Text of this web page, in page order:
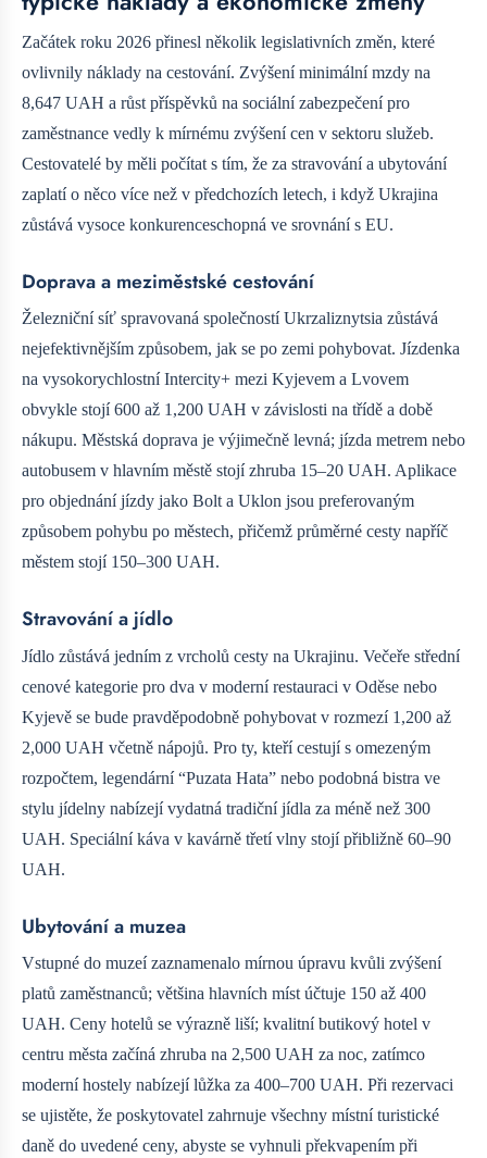
Začátek roku 2026 přinesl několik legislativních změn, které
ovlivnily náklady na cestování. Zvýšení minimální mzdy na
8,647 UAH a růst příspěvků na sociální zabezpečení pro
zaměstnance vedly k mírnému zvýšení cen v sektoru služeb.
Cestovatelé by měli počítat s tím, že za stravování a ubytování
zaplatí o něco více než v předchozích letech, i když Ukrajina
zůstává vysoce konkurenceschopná ve srovnání s EU.
Doprava a meziměstské cestování
Železniční síť spravovaná společností Ukrzaliznytsia zůstává
nejefektivnějším způsobem, jak se po zemi pohybovat. Jízdenka
na vysokorychlostní Intercity+ mezi Kyjevem a Lvovem
obvykle stojí 600 až 1,200 UAH v závislosti na třídě a době
nákupu. Městská doprava je výjimečně levná; jízda metrem nebo
autobusem v hlavním městě stojí zhruba 15–20 UAH. Aplikace
pro objednání jízdy jako Bolt a Uklon jsou preferovaným
způsobem pohybu po městech, přičemž průměrné cesty napříč
městem stojí 150–300 UAH.
Stravování a jídlo
Jídlo zůstává jedním z vrcholů cesty na Ukrajinu. Večeře střední
cenové kategorie pro dva v moderní restauraci v Oděse nebo
Kyjevě se bude pravděpodobně pohybovat v rozmezí 1,200 až
2,000 UAH včetně nápojů. Pro ty, kteří cestují s omezeným
rozpočtem, legendární “Puzata Hata” nebo podobná bistra ve
stylu jídelny nabízejí vydatná tradiční jídla za méně než 300
UAH. Speciální káva v kavárně třetí vlny stojí přibližně 60–90
UAH.
Ubytování a muzea
Vstupné do muzeí zaznamenalo mírnou úpravu kvůli zvýšení
platů zaměstnanců; většina hlavních míst účtuje 150 až 400
UAH. Ceny hotelů se výrazně liší; kvalitní butikový hotel v
centru města začíná zhruba na 2,500 UAH za noc, zatímco
moderní hostely nabízejí lůžka za 400–700 UAH. Při rezervaci
se ujistěte, že poskytovatel zahrnuje všechny místní turistické
daně do uvedené ceny, abyste se vyhnuli překvapením při